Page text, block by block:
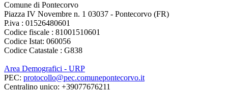
Comune di Pontecorvo
Piazza IV Novembre n. 1 03037 - Pontecorvo (FR)
P.iva : 01526480601
Codice fiscale : 81001510601
Codice Istat: 060056
Codice Catastale : G838
Area Demografici - URP
PEC: protocollo@pec.comunepontecorvo.it
Centralino unico: +39077676211